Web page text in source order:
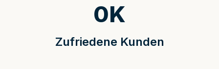
Zufriedene Kunden
0K